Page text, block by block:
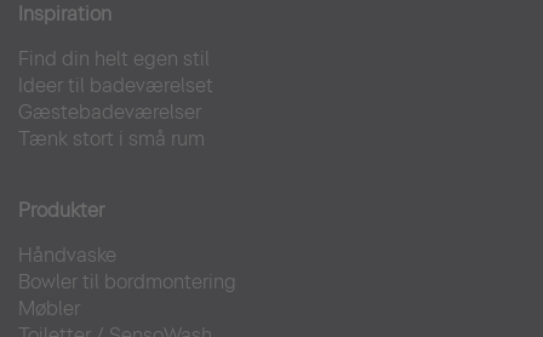
Inspiration
Find din helt egen stil
Ideer til badeværelset
Gæstebadeværelser
Tænk stort i små rum
Produkter
Håndvaske
Bowler til bordmontering
Møbler